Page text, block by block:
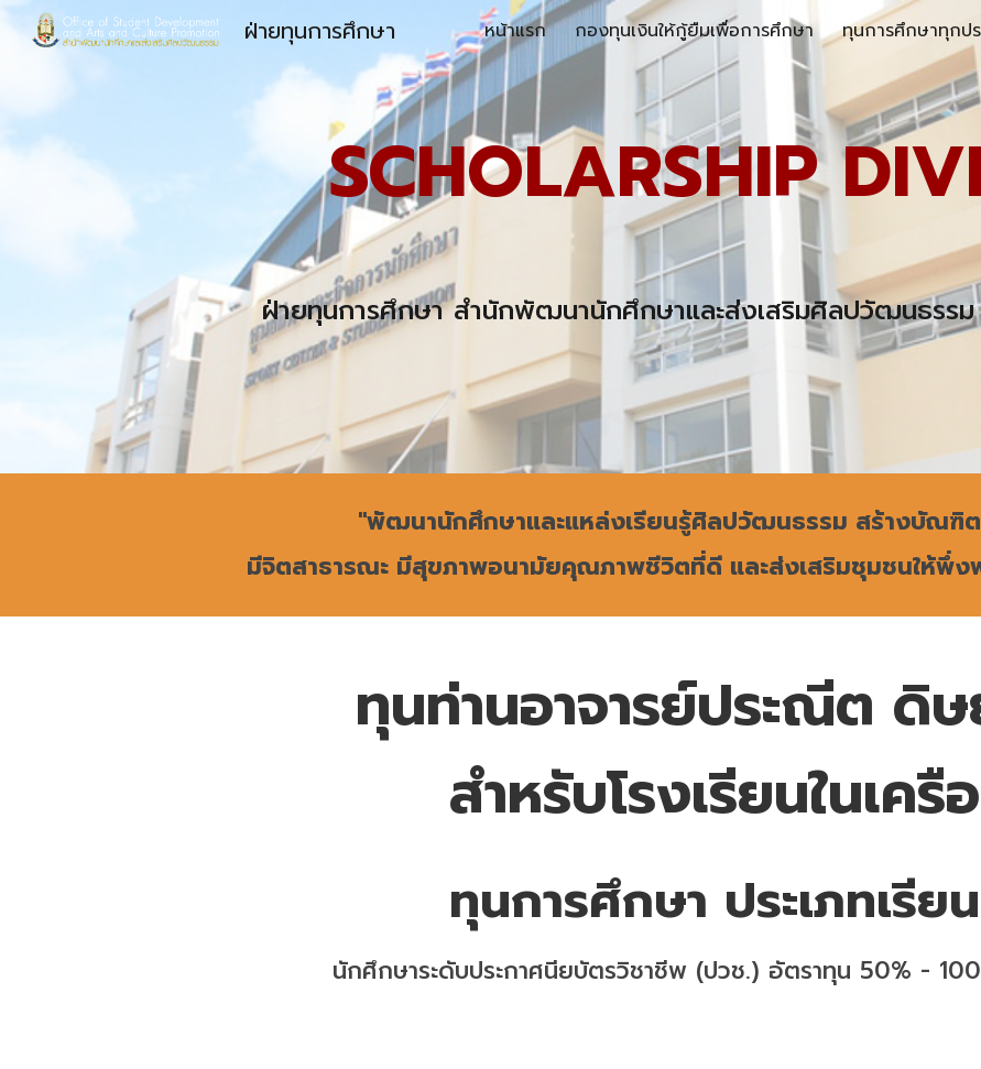
Skip to main content Skip to
ฝ่ายทุนการศึกษา หน้าแรก กองทุนเงินให้กู้ยืมเพื่อการศึกษา ทุนการศึกษาทุกปร
SCHOLARSHIP
ฝ่ายทุนการศึกษา สำนักพัฒนานักศึกษาและส่งเสริมศิลปวัฒนธรร
"พัฒนานักศึกษาและแหล่งเรียนรู้ศิลปวัฒนธรรม สร้างบัณฑิ
มีจิตสาธารณะ มีสุขภาพอนามัยคุณภาพชีวิตที่ดี และส่งเสริมชุมชนให้พึ่ง
ทุนท่านอาจารย์ประณีต ดิษ
สำหรับโรงเรียนในเครื
ทุนการศึกษา ประเภทเรีย
นักศึกษาระดับประกาศนียบัตรวิชาชีพ (ปวช.) อัตราทุน 50% -